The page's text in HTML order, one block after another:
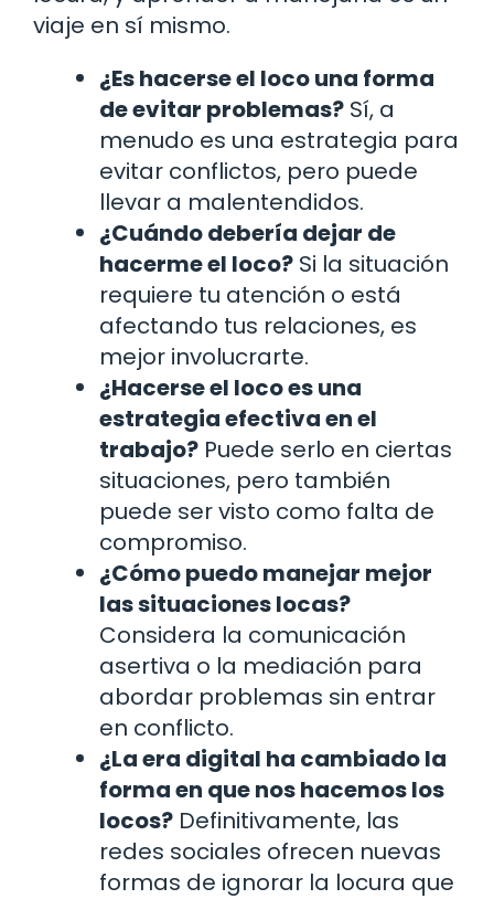
viaje en sí mismo.
¿Es hacerse el loco una forma
de evitar problemas? Sí, a
menudo es una estrategia para
evitar conflictos, pero puede
llevar a malentendidos.
¿Cuándo debería dejar de
hacerme el loco? Si la situación
requiere tu atención o está
afectando tus relaciones, es
mejor involucrarte.
¿Hacerse el loco es una
estrategia efectiva en el
trabajo? Puede serlo en ciertas
situaciones, pero también
puede ser visto como falta de
compromiso.
¿Cómo puedo manejar mejor
las situaciones locas?
Considera la comunicación
asertiva o la mediación para
abordar problemas sin entrar
en conflicto.
¿La era digital ha cambiado la
forma en que nos hacemos los
locos? Definitivamente, las
redes sociales ofrecen nuevas
formas de ignorar la locura que